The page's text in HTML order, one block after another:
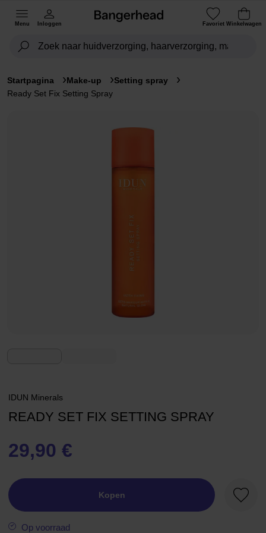
Menu Inloggen Favoriet Winkelwagen
Startpagina Make-up
Setting spray
Ready Set Fix Setting Spray
IDUN Minerals
READY SET FIX SETTING SPRAY
29,90 €
Kopen
Op voorraad